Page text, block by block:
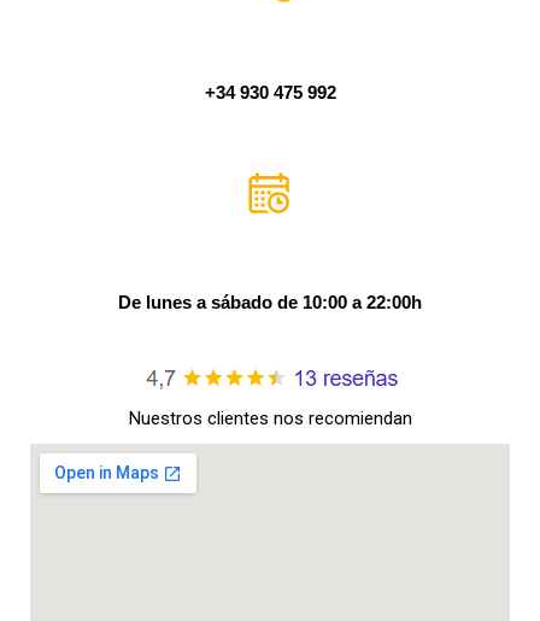
+34 930 475 992
De lunes a sábado de 10:00 a 22:00h
Nuestros clientes nos recomiendan